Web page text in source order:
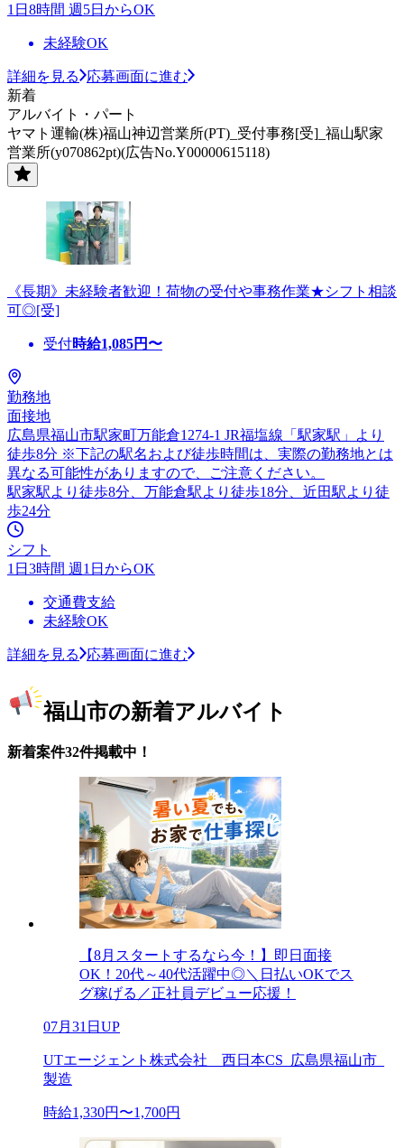
1日8時間 週5日からOK
未経験OK
詳細を見る
応募画面に進む
新着
アルバイト・パート
ヤマト運輸(株)福山神辺営業所(PT)_受付事務[受]_福山駅家
営業所(y070862pt)(広告No.Y00000615118)
《長期》未経験者歓迎！荷物の受付や事務作業★シフト相談
可◎[受]
受付時給1,085円〜
勤務地
面接地
広島県福山市駅家町万能倉1274-1 JR福塩線「駅家駅」より
徒歩8分 ※下記の駅名および徒歩時間は、実際の勤務地とは
異なる可能性がありますので、ご注意ください。
駅家駅より徒歩8分、万能倉駅より徒歩18分、近田駅より徒
歩24分
シフト
1日3時間 週1日からOK
交通費支給
未経験OK
詳細を見る 応募画面に進む
福山市の新着アルバイト
新着案件32件掲載中！
【8月スタートするなら今！】即日面接
OK！20代～40代活躍中◎＼日払いOKでス
グ稼げる／正社員デビュー応援！
07月31日UP
UTエージェント株式会社 西日本CS_広島県福山市_
製造
時給1,330円〜1,700円